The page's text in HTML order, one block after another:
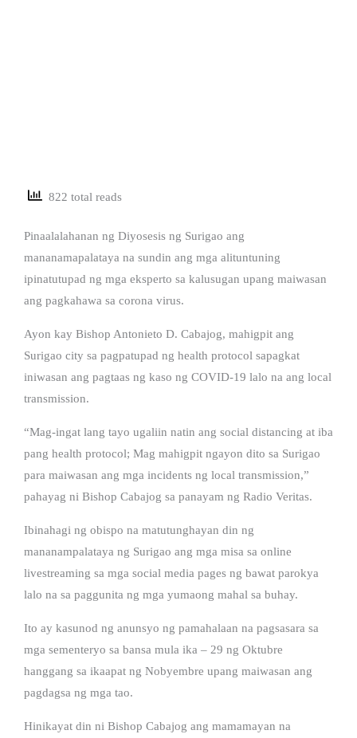
822 total reads
Pinaalalahanan ng Diyosesis ng Surigao ang
mananamapalataya na sundin ang mga alituntuning
ipinatutupad ng mga eksperto sa kalusugan upang maiwasan
ang pagkahawa sa corona virus.
Ayon kay Bishop Antonieto D. Cabajog, mahigpit ang
Surigao city sa pagpatupad ng health protocol sapagkat
iniwasan ang pagtaas ng kaso ng COVID-19 lalo na ang local
transmission.
“Mag-ingat lang tayo ugaliin natin ang social distancing at iba
pang health protocol; Mag mahigpit ngayon dito sa Surigao
para maiwasan ang mga incidents ng local transmission,”
pahayag ni Bishop Cabajog sa panayam ng Radio Veritas.
Ibinahagi ng obispo na matutunghayan din ng
mananampalataya ng Surigao ang mga misa sa online
livestreaming sa mga social media pages ng bawat parokya
lalo na sa paggunita ng mga yumaong mahal sa buhay.
Ito ay kasunod ng anunsyo ng pamahalaan na pagsasara sa
mga sementeryo sa bansa mula ika – 29 ng Oktubre
hanggang sa ikaapat ng Nobyembre upang maiwasan ang
pagdagsa ng mga tao.
Hinikayat din ni Bishop Cabajog ang mamamayan na